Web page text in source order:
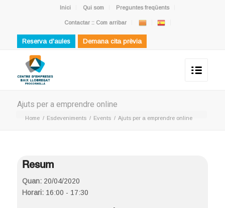
Inici Qui som Preguntes freqüents
Contactar :: Com arribar
Reserva d'aules Demana cita prèvia
Ajuts per a emprendre online
Home / Esdeveniments / Events / Ajuts per a emprendre online
Resum
Quan:20/04/2020
Horari:16:00 - 17:30